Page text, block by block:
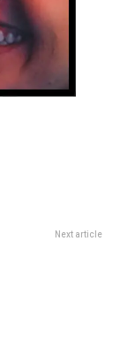
Next article